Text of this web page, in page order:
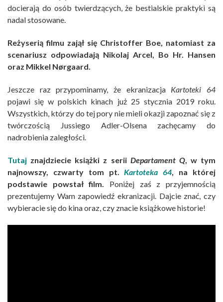
docierają do osób twierdzących, że bestialskie praktyki są
nadal stosowane.
Reżyserią filmu zajął się Christoffer Boe, natomiast za
scenariusz odpowiadają Nikolaj Arcel, Bo Hr. Hansen
oraz Mikkel Nørgaard.
Jeszcze raz przypominamy, że ekranizacja Kartoteki 64
pojawi się w polskich kinach już 25 stycznia 2019 roku.
Wszystkich, którzy do tej pory nie mieli okazji zapoznać się z
twórczością Jussiego Adler-Olsena zachęcamy do
nadrobienia zaległości.
Tutaj znajdziecie książki z serii Departament Q, w tym
najnowszy, czwarty tom pt. Kartoteka 64 , na której
podstawie powstał film.
Poniżej zaś z przyjemnością
prezentujemy Wam zapowiedź ekranizacji. Dajcie znać, czy
wybieracie się do kina oraz, czy znacie książkowe historie!